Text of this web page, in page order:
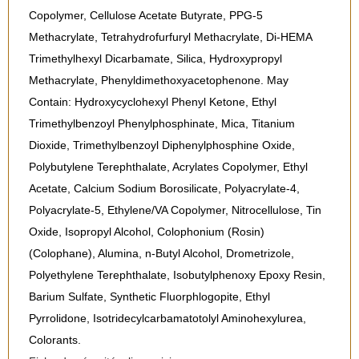
Copolymer, Cellulose Acetate Butyrate, PPG-5
Methacrylate, Tetrahydrofurfuryl Methacrylate, Di-HEMA
Trimethylhexyl Dicarbamate, Silica, Hydroxypropyl
Methacrylate, Phenyldimethoxyacetophenone. May
Contain: Hydroxycyclohexyl Phenyl Ketone, Ethyl
Trimethylbenzoyl Phenylphosphinate, Mica, Titanium
Dioxide, Trimethylbenzoyl Diphenylphosphine Oxide,
Polybutylene Terephthalate, Acrylates Copolymer, Ethyl
Acetate, Calcium Sodium Borosilicate, Polyacrylate-4,
Polyacrylate-5, Ethylene/VA Copolymer, Nitrocellulose, Tin
Oxide, Isopropyl Alcohol, Colophonium (Rosin)
(Colophane), Alumina, n-Butyl Alcohol, Drometrizole,
Polyethylene Terephthalate, Isobutylphenoxy Epoxy Resin,
Barium Sulfate, Synthetic Fluorphlogopite, Ethyl
Pyrrolidone, Isotridecylcarbamatotolyl Aminohexylurea,
Colorants.